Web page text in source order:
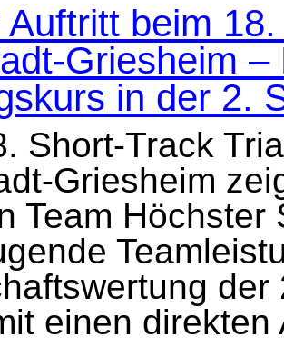
in
Bottendorf
Auftritt beim
Griesheim
in der 2.
Short-Track
Griesheim
Team
einen direkten